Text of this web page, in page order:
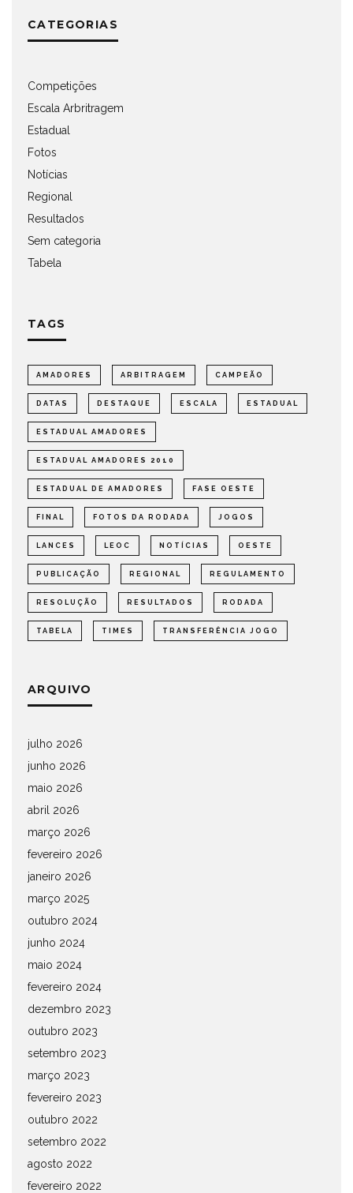
CATEGORIAS
Competições
Escala Arbritragem
Estadual
Fotos
Notícias
Regional
Resultados
Sem categoria
Tabela
TAGS
AMADORES ARBITRAGEM CAMPEÃO
DATAS DESTAQUE ESCALA ESTADUAL
ESTADUAL AMADORES
ESTADUAL AMADORES 2010
ESTADUAL DE AMADORES FASE OESTE
FINAL FOTOS DA RODADA JOGOS
LANCES LEOC NOTÍCIAS OESTE
PUBLICAÇÃO REGIONAL REGULAMENTO
RESOLUÇÃO RESULTADOS RODADA
TABELA TIMES TRANSFERÊNCIA JOGO
ARQUIVO
julho 2026
junho 2026
maio 2026
abril 2026
março 2026
fevereiro 2026
janeiro 2026
março 2025
outubro 2024
junho 2024
maio 2024
fevereiro 2024
dezembro 2023
outubro 2023
setembro 2023
março 2023
fevereiro 2023
outubro 2022
setembro 2022
agosto 2022
fevereiro 2022